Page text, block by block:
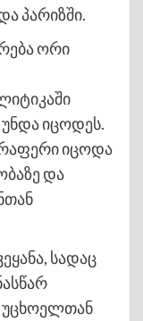
პარიზში.
ორი
იცოდეს.
იცოდა
და
სადაც
უცხოელთან